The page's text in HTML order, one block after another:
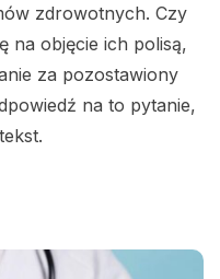
zdrowotnych. Czy
na objęcie ich polisą,
za pozostawiony
na to pytanie,